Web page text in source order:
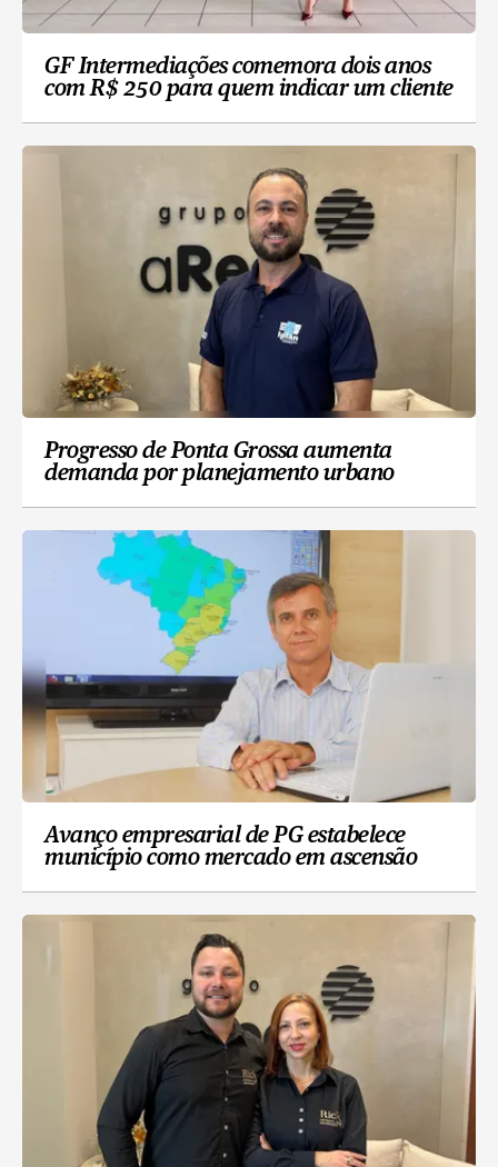
GF Intermediações comemora dois anos
com R$ 250 para quem indicar um cliente
Progresso de Ponta Grossa aumenta
demanda por planejamento urbano
Avanço empresarial de PG estabelece
município como mercado em ascensão